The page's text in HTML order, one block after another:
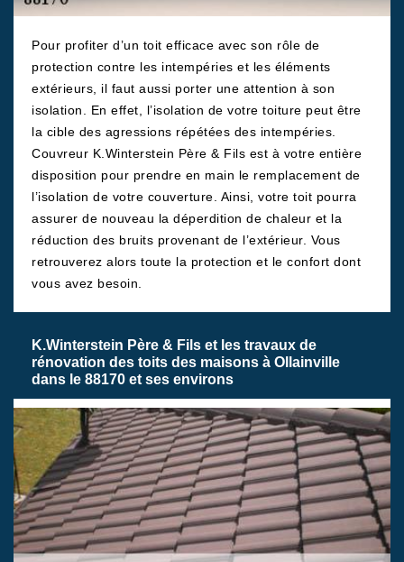
Pour profiter d’un toit efficace avec son rôle de
protection contre les intempéries et les éléments
extérieurs, il faut aussi porter une attention à son
isolation. En effet, l’isolation de votre toiture peut être
la cible des agressions répétées des intempéries.
Couvreur K.Winterstein Père & Fils est à votre entière
disposition pour prendre en main le remplacement de
l’isolation de votre couverture. Ainsi, votre toit pourra
assurer de nouveau la déperdition de chaleur et la
réduction des bruits provenant de l’extérieur. Vous
retrouverez alors toute la protection et le confort dont
vous avez besoin.
K.Winterstein Père & Fils et les travaux de
rénovation des toits des maisons à Ollainville
dans le 88170 et ses environs